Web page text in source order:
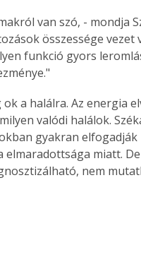
van szó, - mondja
összessége vezet
funkció gyors
a halálra. Az energia
valódi halálok.
gyakran
miatt.
nem